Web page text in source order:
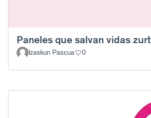
Paneles que salvan vidas zurt
Izaskun Pascua
0